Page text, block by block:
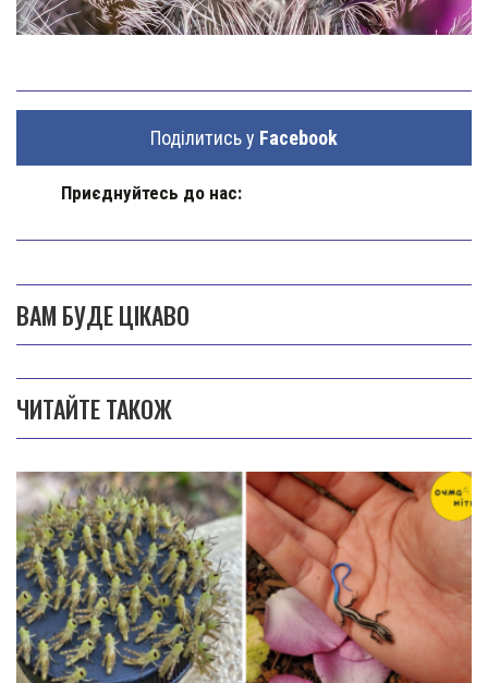
Поділитись у Facebook
Приєднуйтесь до нас:
ВАМ БУДЕ ЦІКАВО
ЧИТАЙТЕ ТАКОЖ